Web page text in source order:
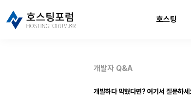
호스팅
개발자 Q&A
개발하다 막혔다면? 여기서 질문하세